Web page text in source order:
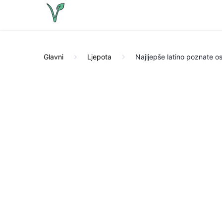
Glavni Ljepota Najljepše latino poznate